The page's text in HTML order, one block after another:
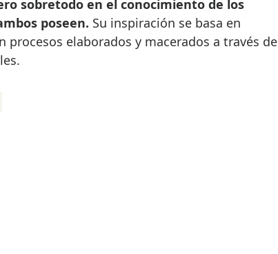
sobretodo en el conocimiento de los
poseen. Su inspiración se basa en
procesos elaborados y macerados a través de